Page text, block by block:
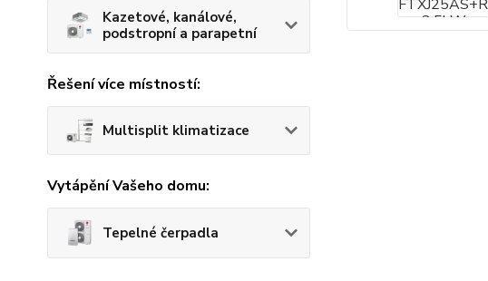
Kazetové, kanálové,
podstropní a parapetní
Řešení více místností:
Multisplit klimatizace
Vytápění Vašeho domu:
Tepelné čerpadla